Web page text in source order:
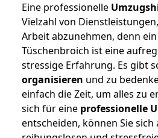
Eine professionelle
Vielzahl von
Arbeit abzunehmen, denn
Tüschenbroich ist eine
stressige Erfahrung. Es gibt
organisieren und zu
einfach die Zeit, um alles zu
sich für eine professionelle
entscheiden, können Sie sich